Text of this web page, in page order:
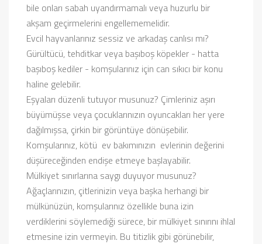
bile onları sabah uyandırmamalı veya huzurlu bir
akşam geçirmelerini engellememelidir.
Evcil hayvanlarınız sessiz ve arkadaş canlısı mı?
Gürültücü, tehditkar veya başıboş köpekler - hatta
başıboş kediler - komşularınız için can sıkıcı bir konu
haline gelebilir.
Eşyaları düzenli tutuyor musunuz? Çimleriniz aşırı
büyümüşse veya çocuklarınızın oyuncakları her yere
dağılmışsa, çirkin bir görüntüye dönüşebilir.
Komşularınız, kötü ev bakımınızın evlerinin değerini
düşüreceğinden endişe etmeye başlayabilir.
Mülkiyet sınırlarına saygı duyuyor musunuz?
Ağaçlarınızın, çitlerinizin veya başka herhangi bir
mülkünüzün, komşularınız özellikle buna izin
verdiklerini söylemediği sürece, bir mülkiyet sınırını ihlal
etmesine izin vermeyin. Bu titizlik gibi görünebilir,